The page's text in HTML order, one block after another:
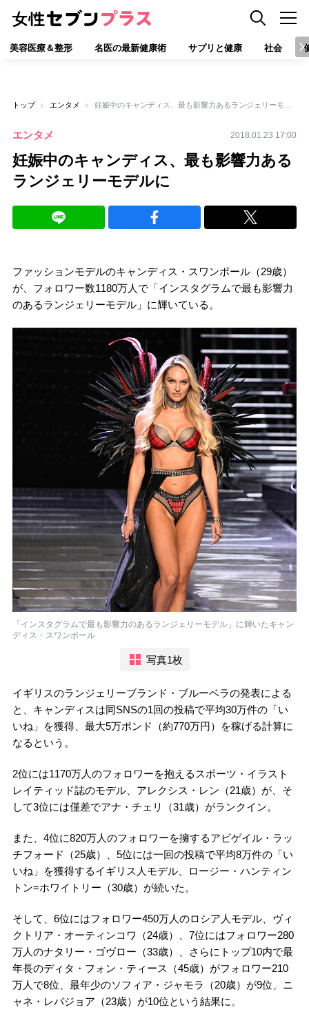
美容医療＆整形 名医の最新健康術 サプリと健康 社会
トップ エンタメ
エンタメ 2018.01.23 17:00
妊娠中のキャンディス、最も影響力ある
ランジェリーモデルに
ファッションモデルのキャンディス・スワンポール（29歳）
が、フォロワー数1180万人で「インスタグラムで最も影響力
のあるランジェリーモデル」に輝いている。
「インスタグラムで最も影響力のあるランジェリーモデル」に輝いたキャン
ディス・スワンポール
写真1枚
イギリスのランジェリーブランド・ブルーベラの発表による
と、キャンディスは同SNSの1回の投稿で平均30万件の「い
いね」を獲得、最大5万ポンド（約770万円）を稼げる計算に
なるという。
2位には1170万人のフォロワーを抱えるスポーツ・イラスト
レイティッド誌のモデル、アレクシス・レン（21歳）が、そ
して3位には僅差でアナ・チェリ（31歳）がランクイン。
また、4位に820万人のフォロワーを擁するアビゲイル・ラッ
チフォード（25歳）、5位には一回の投稿で平均8万件の「い
いね」を獲得するイギリス人モデル、ロージー・ハンティン
トン=ホワイトリー（30歳）が続いた。
そして、6位にはフォロワー450万人のロシア人モデル、ヴィ
クトリア・オーティンコワ（24歳）、7位にはフォロワー280
万人のナタリー・ゴヴロー（33歳）、さらにトップ10内で最
年長のディタ・フォン・ティース（45歳）がフォロワー210
万人で8位、最年少のソフィア・ジャモラ（20歳）が9位、ニ
ャネ・レバジョア（23歳）が10位という結果に。